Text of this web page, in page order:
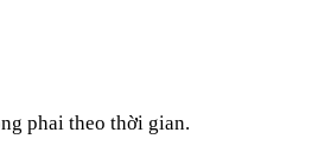
phai theo thời gian.